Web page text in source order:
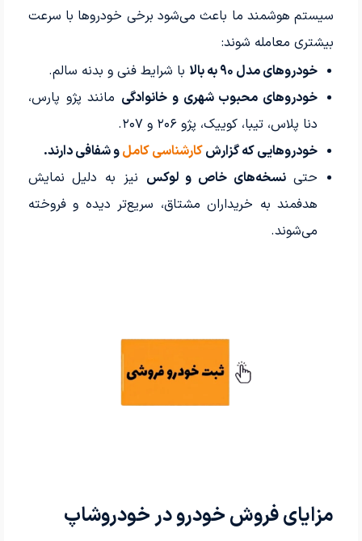
سیستم هوشمند ما باعث می‌شود برخی خودروها با سرعت
بیشتری معامله شوند:
خودروهای مدل ۹۰ به بالا
با شرایط فنی و بدنه سالم.
خودروهای محبوب شهری و خانوادگی مانند پژو پارس،
دنا پلاس، تیبا، کوییک، پژو ۲۰۶ و ۲۰۷.
خودروهایی که گزارشکارشناسی کاملو شفافی دارند.
حتینسخه‌های خاص و لوکس نیز به دلیل نمایش
هدفمند به خریداران مشتاق، سریع‌تر دیده و فروخته
می‌شوند.
مزایای فروش خودرو در خودروشاپ